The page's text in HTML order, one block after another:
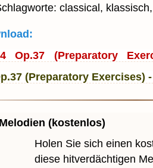
classical,
Op.37 (Preparatory
(kostenlos)
Holen Sie sich einen
diese hitverdächtigen